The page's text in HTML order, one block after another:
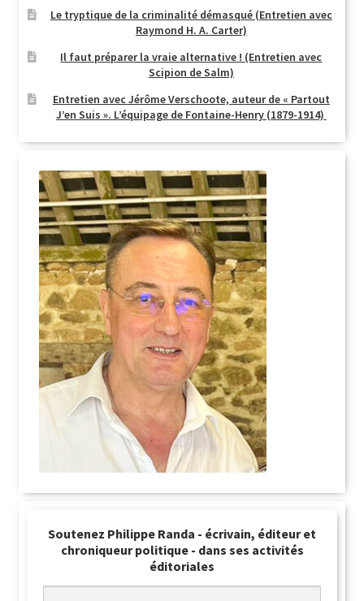
Le tryptique de la criminalité démasqué (Entretien avec
Raymond H. A. Carter)
Il faut préparer la vraie alternative ! (Entretien avec
Scipion de Salm)
Entretien avec Jérôme Verschoote, auteur de « Partout
J’en Suis ». L’équipage de Fontaine-Henry (1879-1914)
Soutenez Philippe Randa - écrivain, éditeur et
chroniqueur politique - dans ses activités
éditoriales